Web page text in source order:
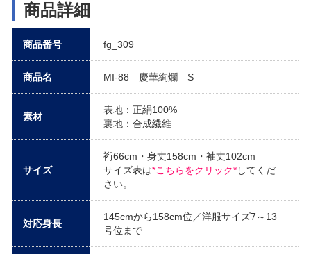
商品詳細
商品番号 fg_309
商品名 MI-88 慶華絢爛 S
素材
表地：正絹100%
裏地：合成繊維
サイズ
裄66cm・身丈158cm・袖丈102cm
サイズ表は*こちらをクリック*してくだ
さい。
対応身長
145cmから158cm位／洋服サイズ7～13
号位まで